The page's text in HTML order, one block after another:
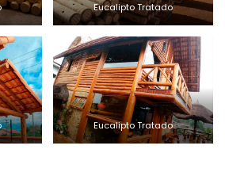
Eucalipto Tratado
Eucalipto Tratado